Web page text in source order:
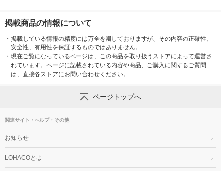
掲載商品の情報について
・ 掲載している情報の精度には万全を期しておりますが、その内容の正確性、
安全性、有用性を保証するものではありません。
・ 現在ご覧になっているページは、この商品を取り扱うストアによって運営さ
れています。ページに記載されている内容や商品、ご購入に関するご質問
は、直接各ストアにお問い合わせください。
ページトップへ
関連サイト・ヘルプ・その他
お知らせ
LOHACOとは